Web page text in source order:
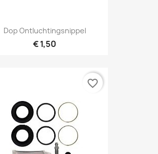
Dop Ontluchtingsnippel
€ 1,50
favorite_border